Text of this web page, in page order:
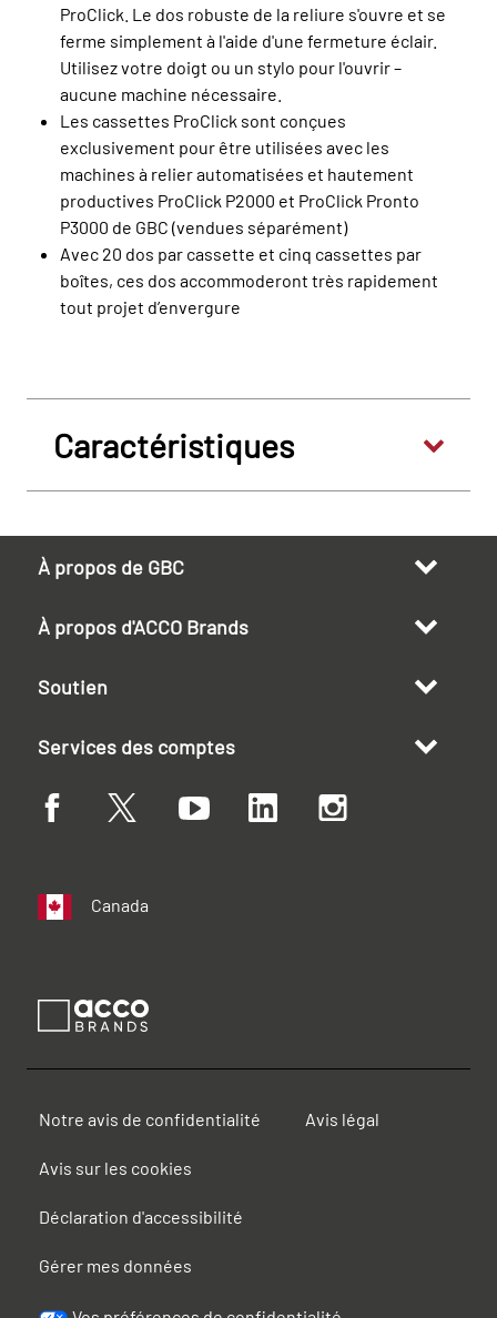
ProClick. Le dos robuste de la reliure s'ouvre et se
ferme simplement à l'aide d'une fermeture éclair.
Utilisez votre doigt ou un stylo pour l'ouvrir –
aucune machine nécessaire.
Les cassettes ProClick sont conçues
exclusivement pour être utilisées avec les
machines à relier automatisées et hautement
productives ProClick P2000 et ProClick Pronto
P3000 de GBC (vendues séparément)
Avec 20 dos par cassette et cinq cassettes par
boîtes, ces dos accommoderont très rapidement
tout projet d’envergure
Caractéristiques
À propos de GBC
À propos d'ACCO Brands
Soutien
Services des comptes
Canada
Notre avis de confidentialité Avis légal
Avis sur les cookies
Déclaration d'accessibilité
Gérer mes données